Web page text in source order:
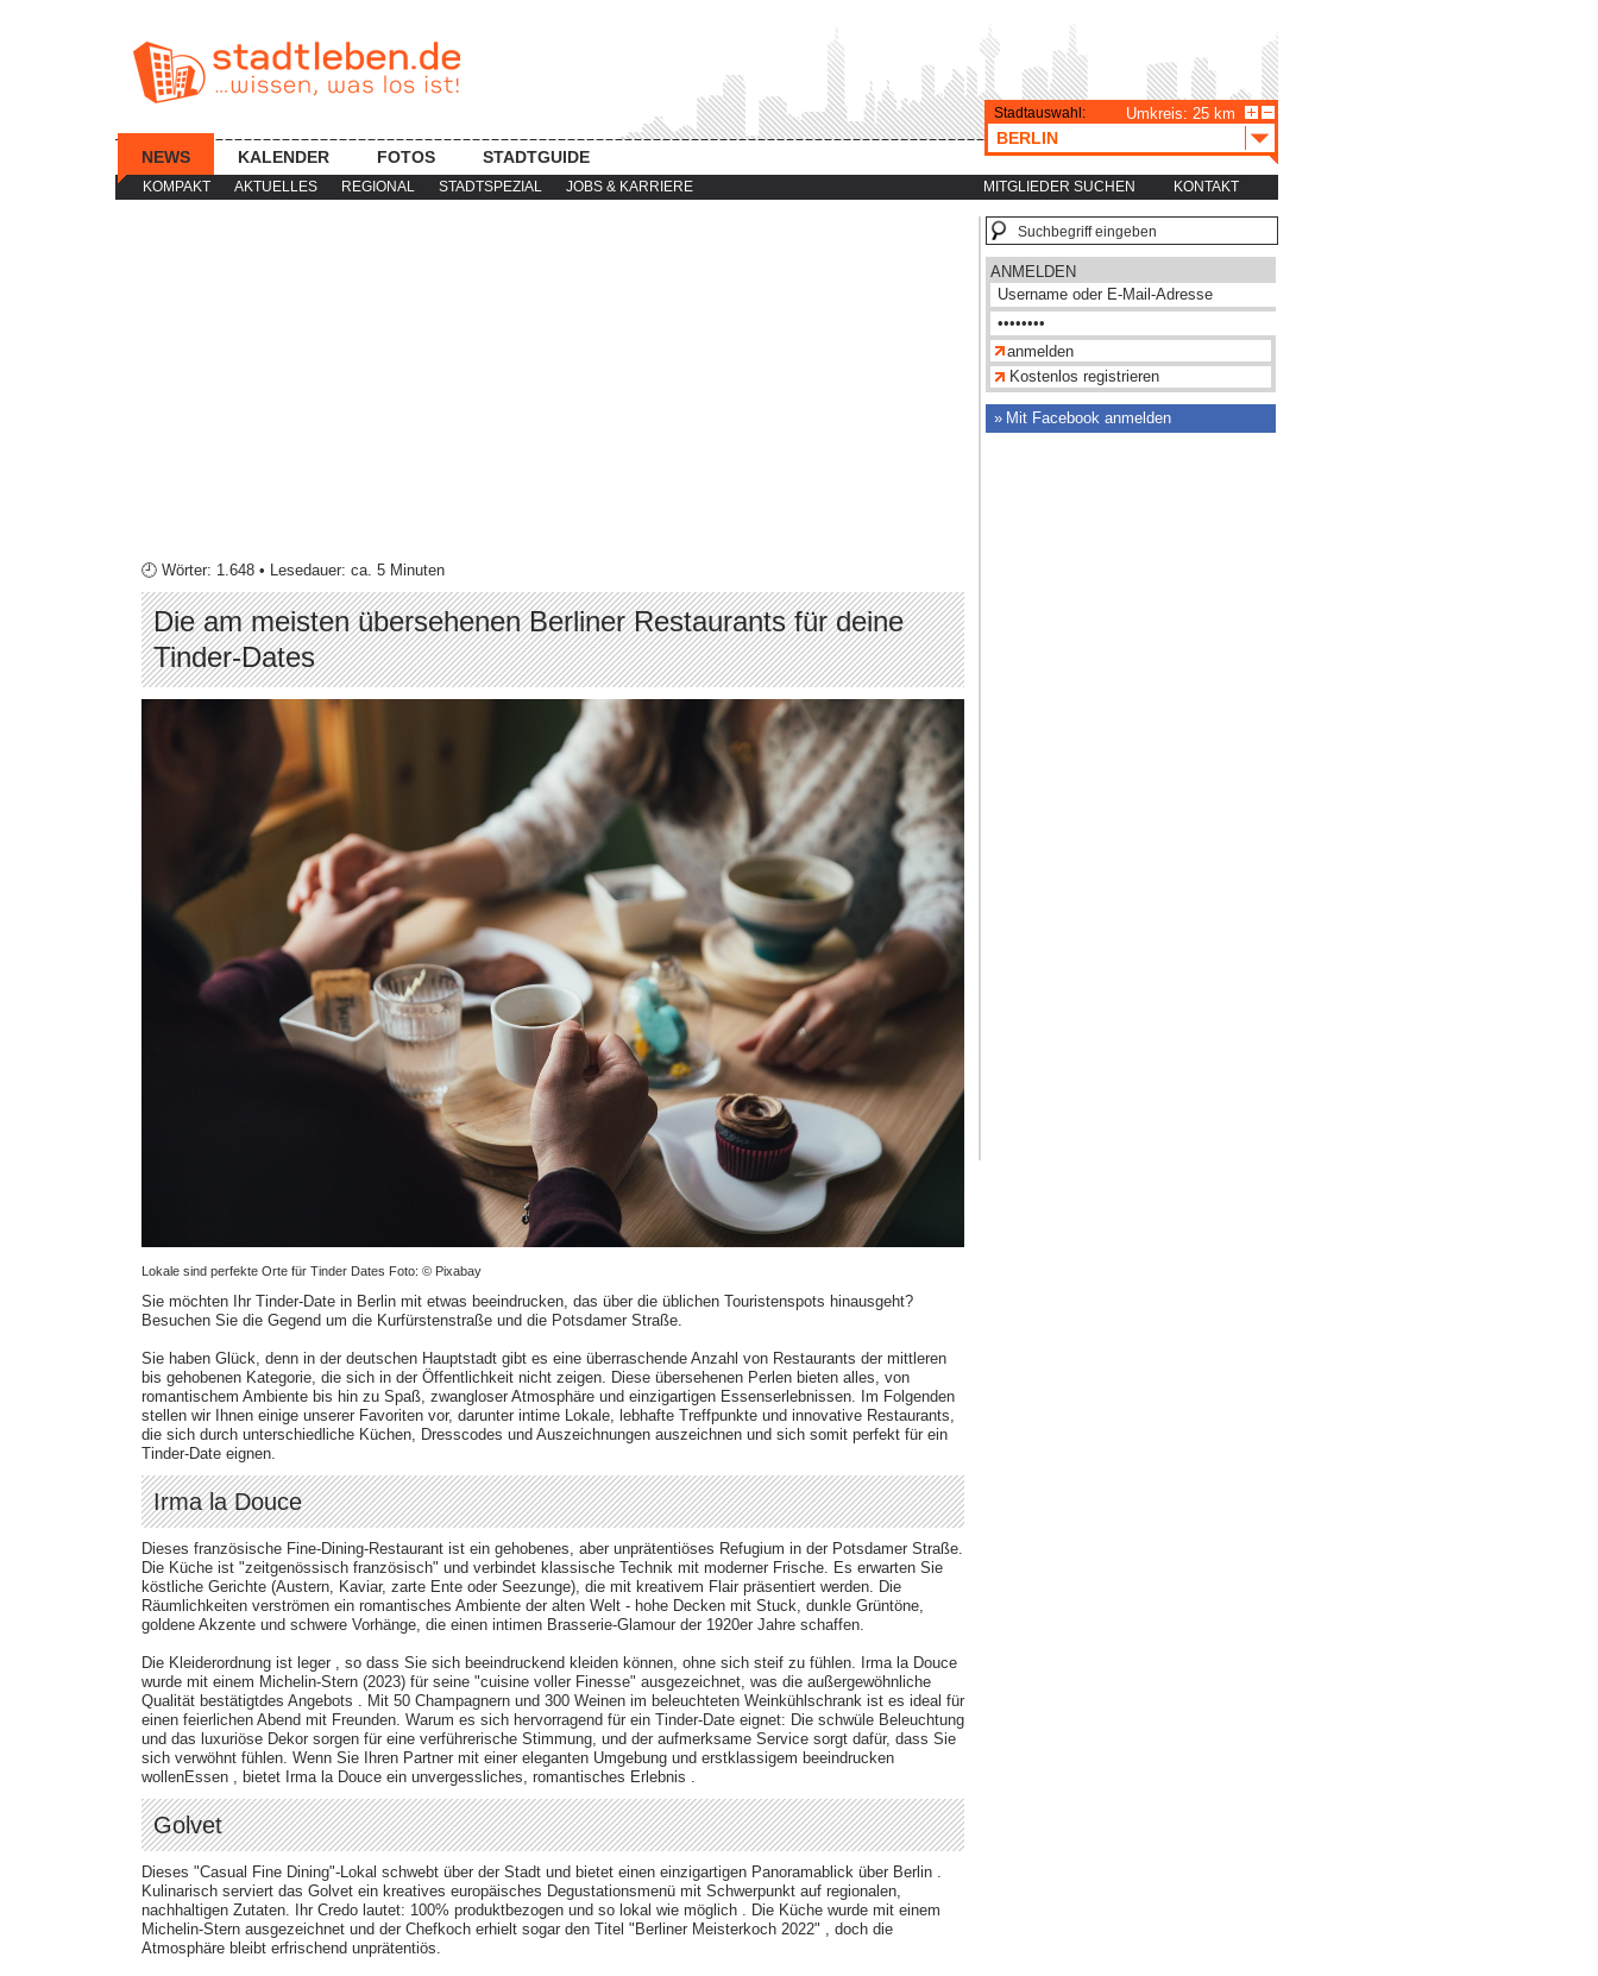
KOMPAKT AKTUELLES REGIONAL STADTSPEZIAL JOBS & KARRIERE MITGLIEDER SUCHEN KONTAKT
NEWS KALENDER FOTOS STADTGUIDE
Stadtauswahl: Umkreis: 25 km
BERLIN
🕘 Wörter: 1.648 • Lesedauer: ca. 5 Minuten
Die am meisten übersehenen Berliner Restaurants für deine
Tinder-Dates
Lokale sind perfekte Orte für Tinder Dates Foto: © Pixabay
Sie möchten Ihr Tinder-Date in Berlin mit etwas beeindrucken, das über die üblichen Touristenspots hinausgeht?
Besuchen Sie die Gegend um die Kurfürstenstraße und die Potsdamer Straße.
Sie haben Glück, denn in der deutschen Hauptstadt gibt es eine überraschende Anzahl von Restaurants der mittleren
bis gehobenen Kategorie, die sich in der Öffentlichkeit nicht zeigen. Diese übersehenen Perlen bieten alles, von
romantischem Ambiente bis hin zu Spaß, zwangloser Atmosphäre und einzigartigen Essenserlebnissen. Im Folgenden
stellen wir Ihnen einige unserer Favoriten vor, darunter intime Lokale, lebhafte Treffpunkte und innovative Restaurants,
die sich durch unterschiedliche Küchen, Dresscodes und Auszeichnungen auszeichnen und sich somit perfekt für ein
Tinder-Date eignen.
Irma la Douce
Dieses französische Fine-Dining-Restaurant ist ein gehobenes, aber unprätentiöses Refugium in der Potsdamer Straße.
Die Küche ist "zeitgenössisch französisch" und verbindet klassische Technik mit moderner Frische. Es erwarten Sie
köstliche Gerichte (Austern, Kaviar, zarte Ente oder Seezunge), die mit kreativem Flair präsentiert werden. Die
Räumlichkeiten verströmen ein romantisches Ambiente der alten Welt - hohe Decken mit Stuck, dunkle Grüntöne,
goldene Akzente und schwere Vorhänge, die einen intimen Brasserie-Glamour der 1920er Jahre schaffen.
Die Kleiderordnung ist leger​ , so dass Sie sich beeindruckend kleiden können, ohne sich steif zu fühlen. Irma la Douce
wurde mit einem Michelin-Stern (2023) für seine "cuisine voller Finesse"​ ausgezeichnet, was die außergewöhnliche
Qualität bestätigtdes Angebots . Mit 50 Champagnern und 300 Weinen im beleuchteten Weinkühlschrank​ ist es ideal für
einen feierlichen Abend mit Freunden. Warum es sich hervorragend für ein Tinder-Date eignet: Die schwüle Beleuchtung
und das luxuriöse Dekor sorgen für eine verführerische Stimmung, und der aufmerksame Service sorgt dafür, dass Sie
sich verwöhnt fühlen. Wenn Sie Ihren Partner mit einer eleganten Umgebung und erstklassigem beeindrucken
wollenEssen , bietet Irma la Douce ein unvergessliches, romantisches Erlebnis .​
Golvet
Dieses "Casual Fine Dining"-Lokal schwebt über der Stadt und bietet einen einzigartigen Panoramablick über Berlin​ .
Kulinarisch serviert das Golvet ein kreatives europäisches Degustationsmenü mit Schwerpunkt auf regionalen,
nachhaltigen Zutaten. Ihr Credo lautet: 100% produktbezogen und so lokal wie möglich​ . Die Küche wurde mit einem
Michelin-Stern ausgezeichnet und der Chefkoch erhielt sogar den Titel "Berliner Meisterkoch 2022"​ , doch die
Atmosphäre bleibt erfrischend unprätentiös.
ANMELDEN
Kostenlos registrieren
Mit Facebook anmelden